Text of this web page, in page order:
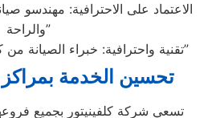
والراحة”
“تقنية واحترافية: خبراء الصيانة من كلفينيتور يوفرون الأفضل”
تحسين الخدمة بمراكز
تسعي شركة كلفينيتور بجميع